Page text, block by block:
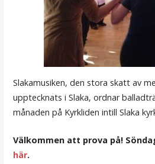
Slakamusiken, den stora skatt av
upptecknats i Slaka, ordnar
månaden på Kyrkliden intill Slaka
Välkommen att prova på!
här.